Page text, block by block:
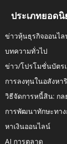
ประเภทยอดนิ
ข่าวหุ้นธุรกิจออนไ
บทความทั่วไป
ข่าว/โปรโมชั่นบัตร
การลงทุนในอสังหา
วิธีจัดการหนี้สิน: กล
การพัฒนาทักษะทาง
หาเงินออนไลน์
AI การตลาด